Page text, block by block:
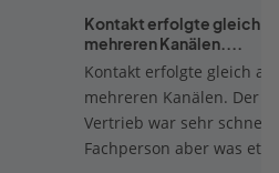
Kontakt erfolgte gleich
mehreren Kanälen....
Kontakt erfolgte gleich auf
mehreren Kanälen. Der
Vertrieb war sehr schnell.
Fachperson aber was